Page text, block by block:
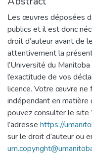
Les œuvres déposées
publics et il est donc
droit d’auteur avant de
attentivement la
l’Université du
l’exactitude de vos
licence. Votre œuvre ne
indépendant en matière
pouvez consulter le site
l’adresse https://
sur le droit d’auteur ou